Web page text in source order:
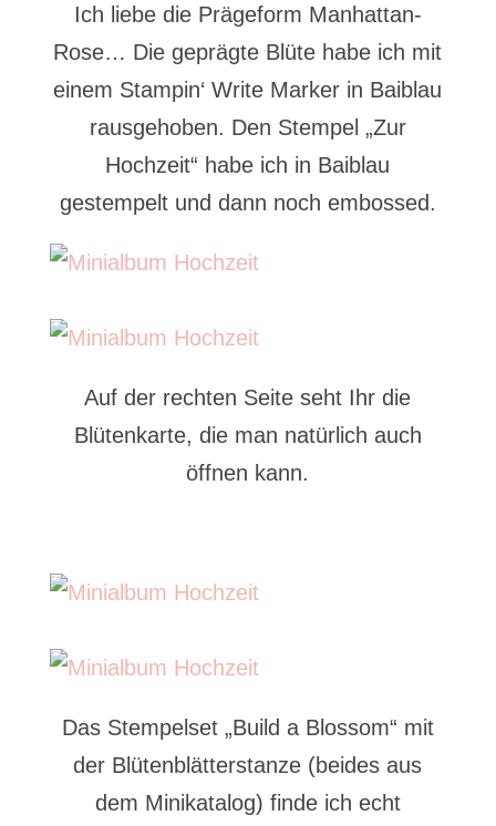
Ich liebe die Prägeform Manhattan-
Rose… Die geprägte Blüte habe ich mit
einem Stampin‘ Write Marker in Baiblau
rausgehoben. Den Stempel „Zur
Hochzeit“ habe ich in Baiblau
gestempelt und dann noch embossed.
Auf der rechten Seite seht Ihr die
Blütenkarte, die man natürlich auch
öffnen kann.
Das Stempelset „Build a Blossom“ mit
der Blütenblätterstanze (beides aus
dem Minikatalog) finde ich echt